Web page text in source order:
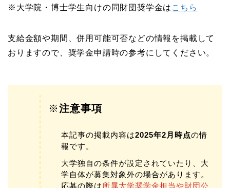
※大学院・博士学生向けの同財団奨学金は こちら
支給金額や期間、併用可能可否などの情報を掲載して
おりますので、奨学金申請時の参考にしてください。
※注意事項
本記事の掲載内容は2025年2月時点の情
報です。
大学独自の条件が設定されていたり、大
学自体が募集対象外の場合があります。
応募の際は 所属大学奨学金担当や財団公